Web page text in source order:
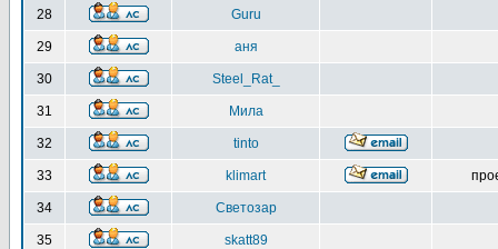
28 Guru
29 аня
30 Steel_Rat_
31 Мила
32 tinto
33 klimart
34 Светозар
35 skatt89